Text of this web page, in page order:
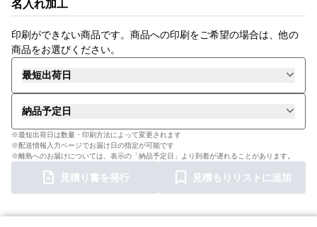
名入れ加工
印刷ができない商品です。商品への印刷をご希望の場合は、他の
商品をお選びください。
最短出荷日
納品予定日
※最短出荷日は数量・印刷方法によって変更されます
※配送情報入力ページでお届け日の指定が可能です
※離島へのお届けについては、表示の「納品予定日」より到着が遅れることがあります。
見積り書を発行 見積もりリストに追加